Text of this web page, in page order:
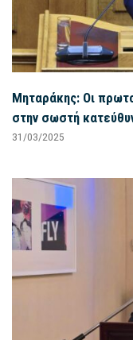
Μηταράκης: Οι
στην σωστή
31/03/2025